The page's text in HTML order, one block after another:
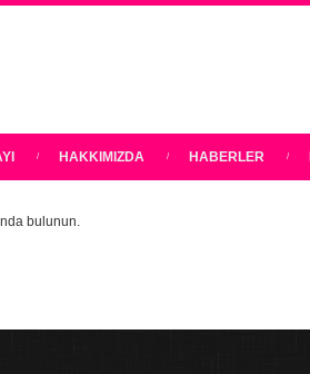
HAKKIMIZDA HABERLER
bulunun.